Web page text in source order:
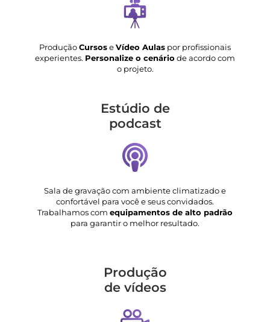
ProduçãoCursoseVídeo Aulas por profissionais
experientes. Personalize o cenário de acordo com
o projeto.
Estúdio de
podcast
Sala de gravação com ambiente climatizado e
confortável para você e seus convidados.
Trabalhamos com equipamentos de alto padrão
para garantir o melhor resultado.
Produção
de vídeos